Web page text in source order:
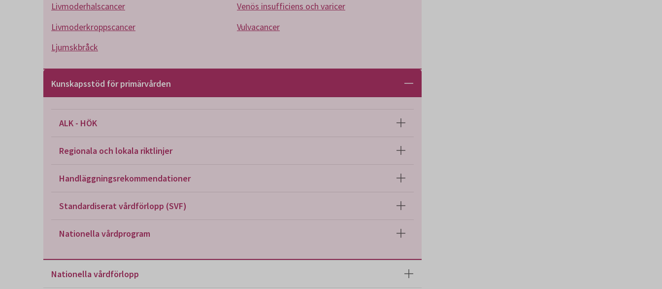
Livmoderhalscancer
Livmoderkroppscancer
Ljumskbråck
Venös insufficiens och varicer
Vulvacancer
Kunskapsstöd för primärvården
ALK - HÖK
Regionala och lokala riktlinjer
Handläggningsrekommendationer
Standardiserat vårdförlopp (SVF)
Nationella vårdprogram
Nationella vårdförlopp